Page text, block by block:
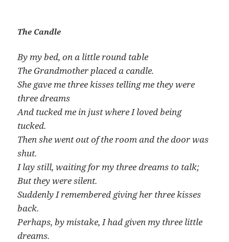
The Candle
By my bed, on a little round table
The Grandmother placed a candle.
She gave me three kisses telling me they were
three dreams
And tucked me in just where I loved being
tucked.
Then she went out of the room and the door was
shut.
I lay still, waiting for my three dreams to talk;
But they were silent.
Suddenly I remembered giving her three kisses
back.
Perhaps, by mistake, I had given my three little
dreams.